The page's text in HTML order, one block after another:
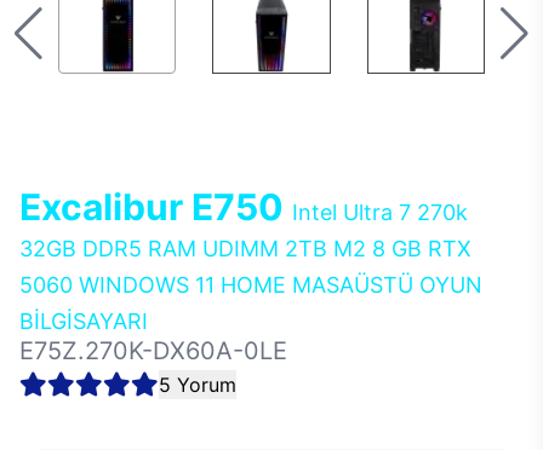
Excalibur E750 Intel Ultra 7 270k
32GB DDR5 RAM UDIMM 2TB M2 8 GB RTX
5060 WINDOWS 11 HOME MASAÜSTÜ OYUN
BİLGİSAYARI
E75Z.270K-DX60A-0LE
5 Yorum